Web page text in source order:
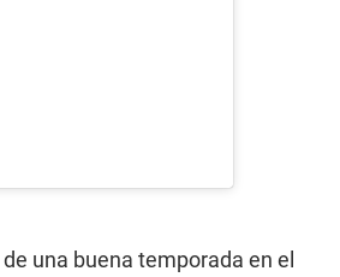
una buena temporada en el